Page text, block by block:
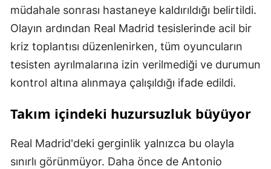
müdahale sonrası hastaneye kaldırıldığı belirtildi.
Olayın ardından Real Madrid tesislerinde acil bir
kriz toplantısı düzenlenirken, tüm oyuncuların
tesisten ayrılmalarına izin verilmediği ve durumun
kontrol altına alınmaya çalışıldığı ifade edildi.
Takım içindeki huzursuzluk büyüyor
Real Madrid'deki gerginlik yalnızca bu olayla
sınırlı görünmüyor. Daha önce de Antonio